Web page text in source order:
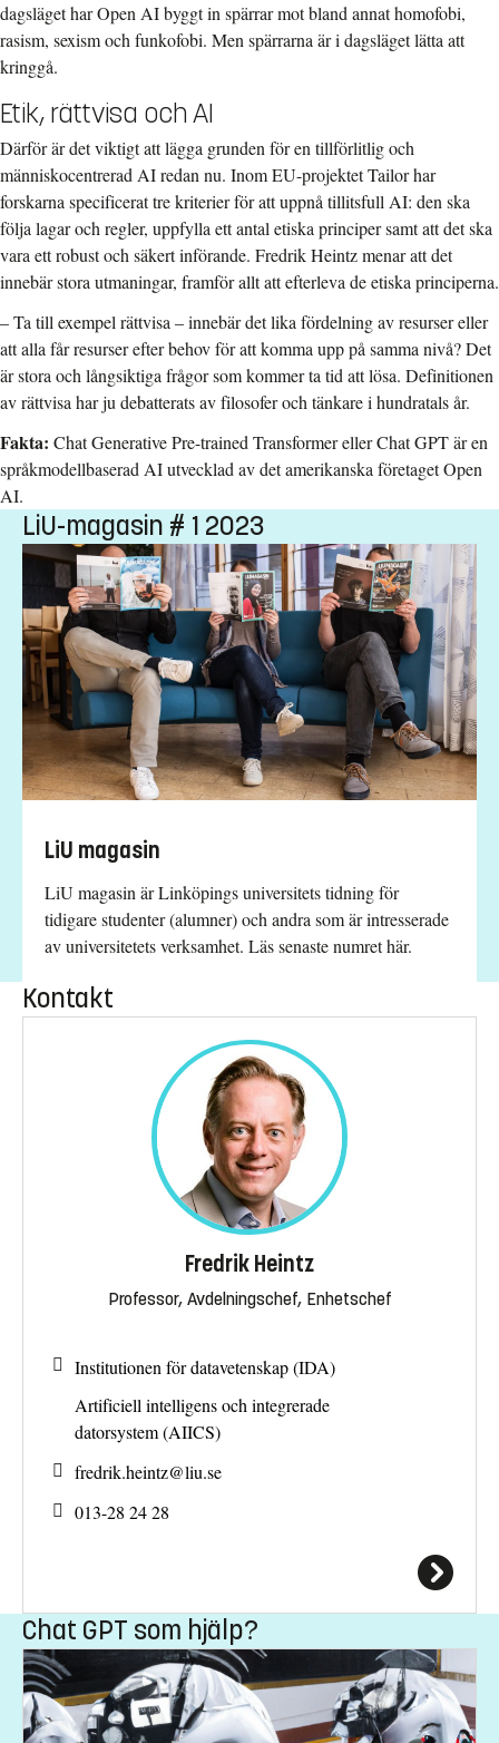
dagsläget har Open AI byggt in spärrar mot bland annat homofobi,
rasism, sexism och funkofobi. Men spärrarna är i dagsläget lätta att
kringgå.
Etik, rättvisa och AI
Därför är det viktigt att lägga grunden för en tillförlitlig och
människocentrerad AI redan nu. Inom EU-projektet Tailor har
forskarna specificerat tre kriterier för att uppnå tillitsfull AI: den ska
följa lagar och regler, uppfylla ett antal etiska principer samt att det ska
vara ett robust och säkert införande. Fredrik Heintz menar att det
innebär stora utmaningar, framför allt att efterleva de etiska principerna.
– Ta till exempel rättvisa – innebär det lika fördelning av resurser eller
att alla får resurser efter behov för att komma upp på samma nivå? Det
är stora och långsiktiga frågor som kommer ta tid att lösa. Definitionen
av rättvisa har ju debatterats av filosofer och tänkare i hundratals år.
Fakta: Chat Generative Pre-trained Transformer eller Chat GPT är en
språkmodellbaserad AI utvecklad av det amerikanska företaget Open
AI.
LiU-magasin # 1 2023
LiU magasin
LiU magasin är Linköpings universitets tidning för
tidigare studenter (alumner) och andra som är intresserade
av universitetets verksamhet. Läs senaste numret här.
Kontakt
Fredrik Heintz
Professor, Avdelningschef, Enhetschef
Institutionen för datavetenskap (IDA)
Artificiell intelligens och integrerade
datorsystem (AIICS)
fredrik.heintz@liu.se
013-28 24 28
Chat GPT som hjälp?